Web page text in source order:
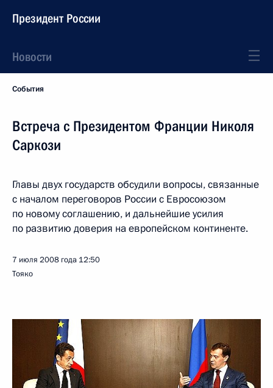
Президент России
Новости
События
Встреча с Президентом Франции Николя
Саркози
Главы двух государств обсудили вопросы, связанные
с началом переговоров России с Евросоюзом
по новому соглашению, и дальнейшие усилия
по развитию доверия на европейском континенте.
7 июля 2008 года 12:50
Тояко